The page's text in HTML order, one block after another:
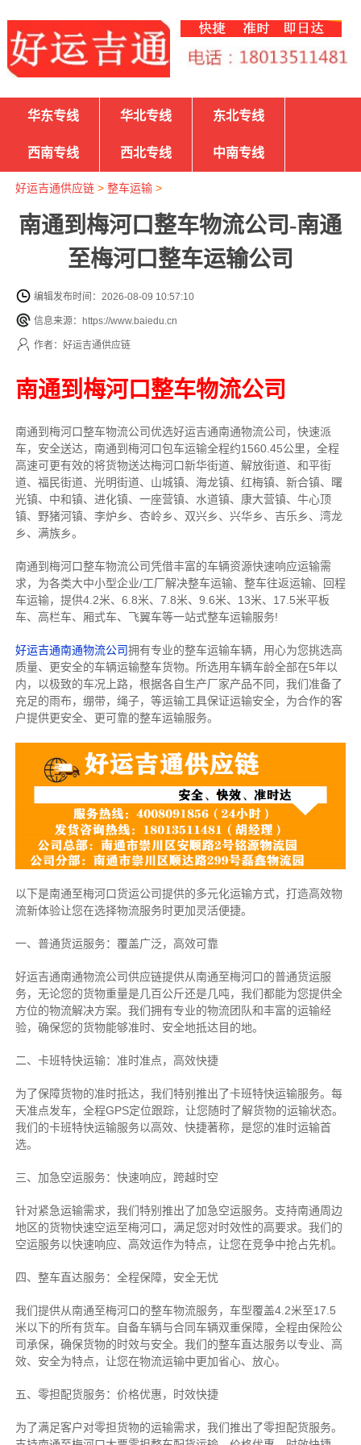
华东专线 华北专线 东北专线
西南专线 西北专线 中南专线
好运吉通供应链> 整车运输>
南通到梅河口整车物流公司-南通
至梅河口整车运输公司
编辑发布时间：2026-08-09 10:57:10
信息来源：https://www.baiedu.cn
作者：好运吉通供应链
南通到梅河口整车物流公司
南通到梅河口整车物流公司优选好运吉通南通物流公司，快速派
车，安全送达，南通到梅河口包车运输全程约1560.45公里，全程
高速可更有效的将货物送达梅河口新华街道、解放街道、和平街
道、福民街道、光明街道、山城镇、海龙镇、红梅镇、新合镇、曙
光镇、中和镇、进化镇、一座营镇、水道镇、康大营镇、牛心顶
镇、野猪河镇、李炉乡、杏岭乡、双兴乡、兴华乡、吉乐乡、湾龙
乡、满族乡。
南通到梅河口整车物流公司凭借丰富的车辆资源快速响应运输需
求，为各类大中小型企业/工厂解决整车运输、整车往返运输、回程
车运输， 提供4.2米、6.8米、7.8米、9.6米、13米、17.5米平板
车、高栏车、厢式车、飞翼车等一站式整车运输服务!
好运吉通南通物流公司拥有专业的整车运输车辆，用心为您挑选高
质量、更安全的车辆运输整车货物。所选用车辆车龄全部在5年以
内，以极致的车况上路，根据各自生产厂家产品不同，我们准备了
充足的雨布，绷带，绳子，等运输工具保证运输安全，为合作的客
户提供更安全、更可靠的整车运输服务。
以下是南通至梅河口货运公司提供的多元化运输方式，打造高效物
流新体验让您在选择物流服务时更加灵活便捷。
一、普通货运服务：覆盖广泛，高效可靠
好运吉通南通物流公司供应链提供从南通至梅河口的普通货运服
务，无论您的货物重量是几百公斤还是几吨，我们都能为您提供全
方位的物流解决方案。我们拥有专业的物流团队和丰富的运输经
验，确保您的货物能够准时、安全地抵达目的地。
二、卡班特快运输：准时准点，高效快捷
为了保障货物的准时抵达，我们特别推出了卡班特快运输服务。每
天准点发车，全程GPS定位跟踪，让您随时了解货物的运输状态。
我们的卡班特快运输服务以高效、快捷著称，是您的准时运输首
选。
三、加急空运服务：快速响应，跨越时空
针对紧急运输需求，我们特别推出了加急空运服务。支持南通周边
地区的货物快速空运至梅河口，满足您对时效性的高要求。我们的
空运服务以快速响应、高效运作为特点，让您在竞争中抢占先机。
四、整车直达服务：全程保障，安全无忧
我们提供从南通至梅河口的整车物流服务，车型覆盖4.2米至17.5
米以下的所有货车。自备车辆与合同车辆双重保障，全程由保险公
司承保，确保货物的时效与安全。我们的整车直达服务以专业、高
效、安全为特点，让您在物流运输中更加省心、放心。
五、零担配货服务：价格优惠，时效快捷
为了满足客户对零担货物的运输需求，我们推出了零担配货服务。